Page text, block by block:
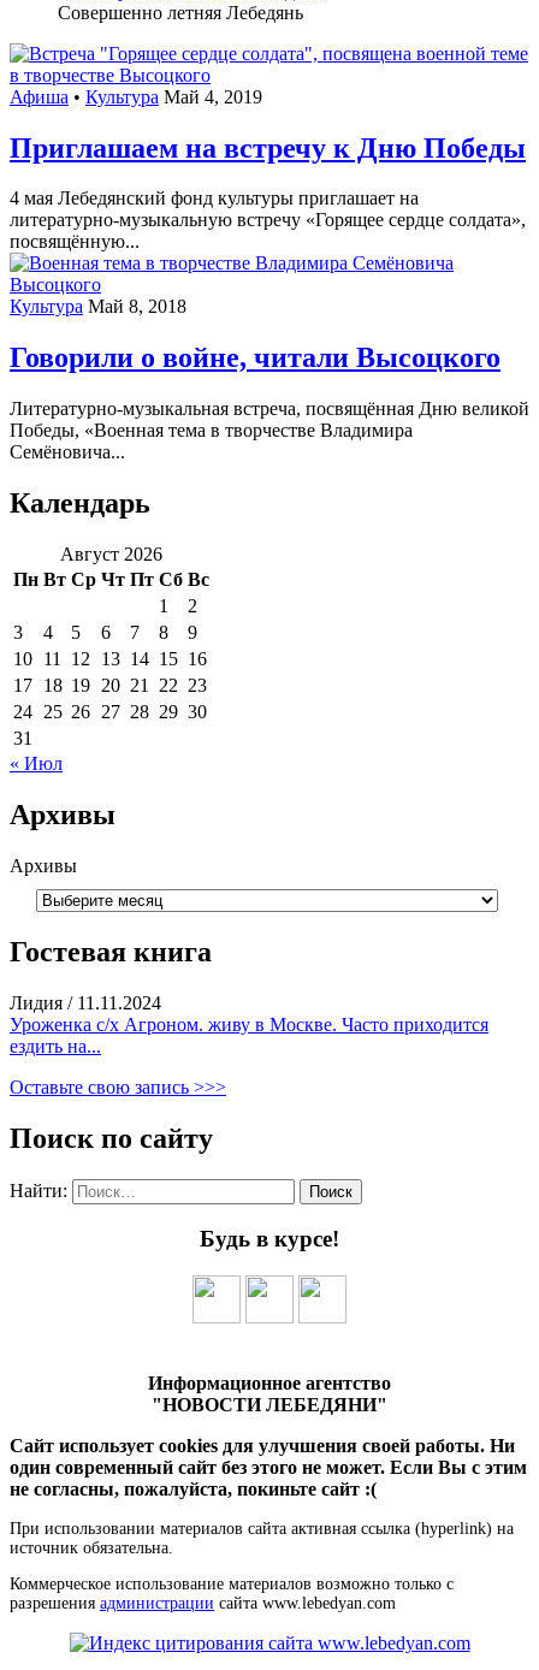
Совершенно летняя Лебедянь
Афиша • Культура Май 4, 2019
Приглашаем на встречу к Дню Победы
4 мая Лебедянский фонд культуры приглашает на
литературно-музыкальную встречу «Горящее сердце солдата»,
посвящённую...
Культура Май 8, 2018
Говорили о войне, читали Высоцкого
Литературно-музыкальная встреча, посвящённая Дню великой
Победы, «Военная тема в творчестве Владимира
Семёновича...
Календарь
Август 2026
Пн Вт Ср Чт Пт Сб Вс
1
2
3
4 5 6 7 8
9
10 11 12 13 14 15 16
17 18 19 20 21 22 23
24 25 26 27 28 29 30
31
« Июл
Архивы
Архивы
Гостевая книга
Лидия / 11.11.2024
Уроженка с/х Агроном. живу в Москве. Часто приходится
ездить на...
Оставьте свою запись >>>
Поиск по сайту
Найти:
Будь в курсе!
Информационное агентство
"НОВОСТИ ЛЕБЕДЯНИ"
Сайт использует cookies для улучшения своей работы. Ни
один современный сайт без этого не может. Если Вы с этим
не согласны, пожалуйста, покиньте сайт :(
При использовании материалов сайта активная ссылка (hyperlink) на
источник обязательна.
Коммерческое использование материалов возможно только с
разрешения администрации сайта www.lebedyan.com